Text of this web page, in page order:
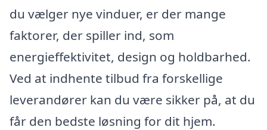
du vælger nye vinduer, er der mange
faktorer, der spiller ind, som
energieffektivitet, design og holdbarhed.
Ved at indhente tilbud fra forskellige
leverandører kan du være sikker på, at du
får den bedste løsning for dit hjem.